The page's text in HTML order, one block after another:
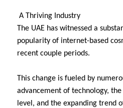
A Thriving Industry
The UAE has witnessed a
popularity of internet-based
recent couple periods.
This change is fueled by
advancement of technology,
level, and the expanding trend